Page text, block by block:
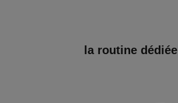
la routine dédiée